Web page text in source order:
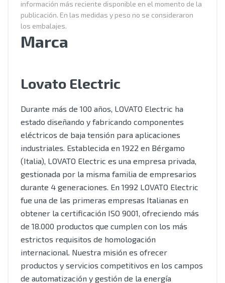
información más reciente disponible en el momento de la
publicación. En las medidas y peso no se consideraron
los embalajes.
Marca
Lovato Electric
Durante más de 100 años, LOVATO Electric ha
estado diseñando y fabricando componentes
eléctricos de baja tensión para aplicaciones
industriales. Establecida en 1922 en Bérgamo
(Italia), LOVATO Electric es una empresa privada,
gestionada por la misma familia de empresarios
durante 4 generaciones. En 1992 LOVATO Electric
fue una de las primeras empresas Italianas en
obtener la certificación ISO 9001, ofreciendo más
de 18.000 productos que cumplen con los más
estrictos requisitos de homologación
internacional. Nuestra misión es ofrecer
productos y servicios competitivos en los campos
de automatización y gestión de la energía